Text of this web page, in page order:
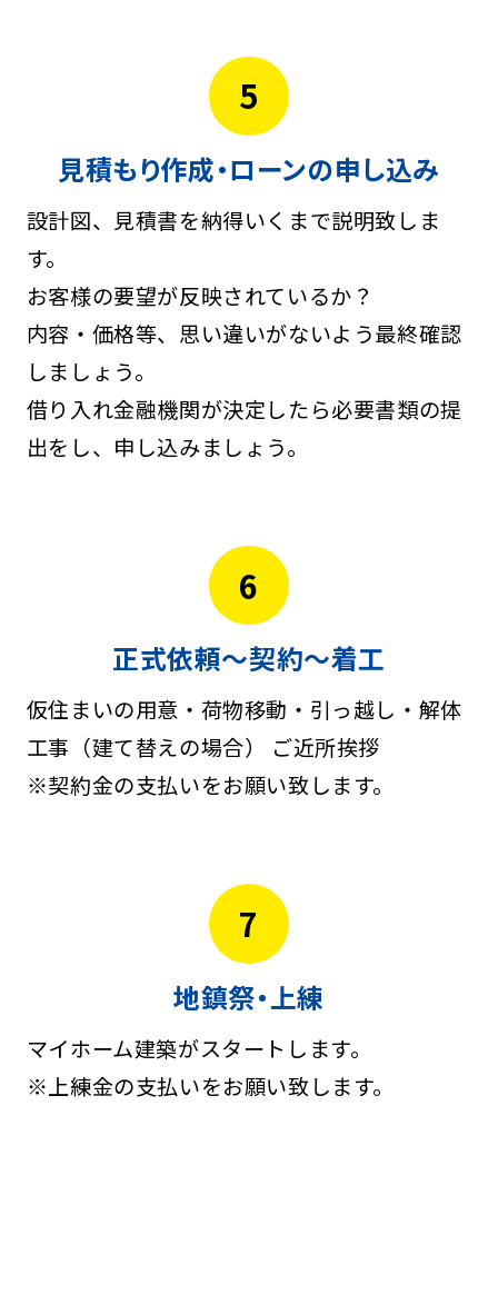
5
見積もり作成・ローンの申し込み
設計図、見積書を納得いくまで説明致しま
す。
お客様の要望が反映されているか？
内容・価格等、思い違いがないよう最終確認
しましょう。
借り入れ金融機関が決定したら必要書類の提
出をし、申し込みましょう。
6
正式依頼～契約～着工
仮住まいの用意・荷物移動・引っ越し・解体
工事（建て替えの場合） ご近所挨拶
※契約金の支払いをお願い致します。
7
地鎮祭・上練
マイホーム建築がスタートします。
※上練金の支払いをお願い致します。